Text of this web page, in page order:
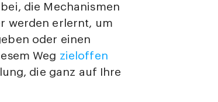
die Mechanismen
werden erlernt, um
oder einen
Weg zieloffen
die ganz auf Ihre